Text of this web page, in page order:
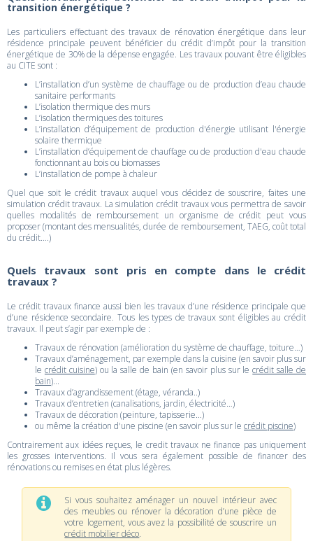
transition énergétique ?
Les particuliers effectuant des travaux de rénovation énergétique dans leur
résidence principale peuvent bénéficier du crédit d’impôt pour la transition
énergétique de 30% de la dépense engagée. Les travaux pouvant être éligibles
au CITE sont :
L’installation d’un système de chauffage ou de production d’eau chaude
sanitaire performants
L’isolation thermique des murs
L’isolation thermiques des toitures
L’installation d’équipement de production d'énergie utilisant l'énergie
solaire thermique
L’installation d’équipement de chauffage ou de production d'eau chaude
fonctionnant au bois ou biomasses
L’installation de pompe à chaleur
Quel que soit le crédit travaux auquel vous décidez de souscrire, faites une
simulation crédit travaux. La simulation crédit travaux vous permettra de savoir
quelles modalités de remboursement un organisme de crédit peut vous
proposer (montant des mensualités, durée de remboursement, TAEG, coût total
du crédit….)
Quels travaux sont pris en compte dans le crédit
travaux ?
Le crédit travaux finance aussi bien les travaux d’une résidence principale que
d’une résidence secondaire. Tous les types de travaux sont éligibles au crédit
travaux. Il peut s’agir par exemple de :
Travaux de rénovation (amélioration du système de chauffage, toiture…)
Travaux d’aménagement, par exemple dans la cuisine (en savoir plus sur
le crédit cuisine) ou la salle de bain (en savoir plus sur lecrédit salle de
bain)...
Travaux d’agrandissement (étage, véranda..)
Travaux d’entretien (canalisations, jardin, électricité…)
Travaux de décoration (peinture, tapisserie…)
ou même la création d'une piscine (en savoir plus sur le crédit piscine)
Contrairement aux idées reçues, le credit travaux ne finance pas uniquement
les grosses interventions. Il vous sera également possible de financer des
rénovations ou remises en état plus légères.
Si vous souhaitez aménager un nouvel intérieur avec
des meubles ou rénover la décoration d’une pièce de
votre logement, vous avez la possibilité de souscrire un
crédit mobilier déco.